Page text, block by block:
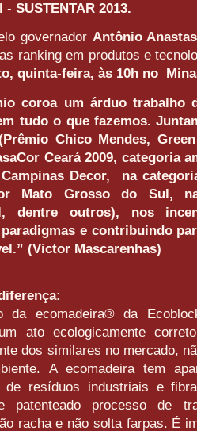
- SUSTENTAR 2013.
governador Antônio
ranking em produtos e
quinta-feira, às 10h no
coroa um árduo trabalho
tudo o que fazemos.
Chico Mendes,
Ceará 2009, categoria
Decor, na
Mato Grosso do Sul,
dentre outros), nos
e contribuindo
(Victor Mascarenhas)
da ecomadeira® da
ato ecologicamente
dos similares no mercado,
A ecomadeira tem
de resíduos industriais e
patenteado processo de
racha e não solta farpas. É